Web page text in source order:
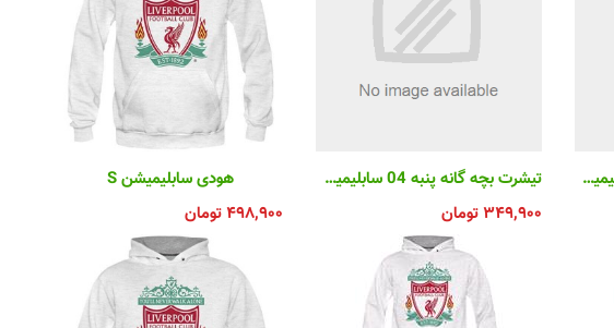
تیشرت بچه گانه پنبه 03 سابلیمیشن
تیشرت بچه گانه پنبه 04 سابلیمیشن
۳۴۹,۹۰۰تومان
هودی سابلیمیشن S
۴۹۸,۹۰۰تومان